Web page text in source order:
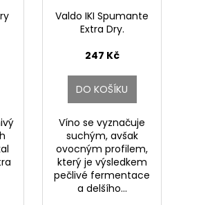
Valdo IKI Spumante
Extra Dry.
247 Kč
DO KOŠÍKU
Víno se vyznačuje
suchým, avšak
ovocným profilem,
který je výsledkem
pečlivé fermentace
a delšího...